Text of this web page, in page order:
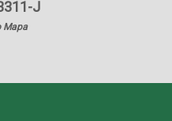
J
Mapa